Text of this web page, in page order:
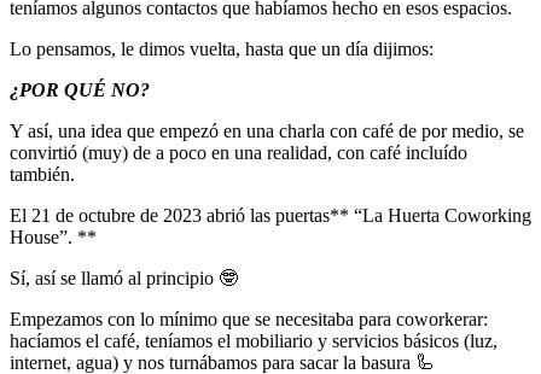
teníamos algunos contactos que habíamos hecho en esos espacios.
Lo pensamos, le dimos vuelta, hasta que un día dijimos:
¿POR QUÉ NO?
Y así, una idea que empezó en una charla con café de por medio, se
convirtió (muy) de a poco en una realidad, con café incluído
también.
El 21 de octubre de 2023 abrió las puertas** “La Huerta Coworking
House”. **
Sí, así se llamó al principio 🤓
Empezamos con lo mínimo que se necesitaba para coworkerar:
hacíamos el café, teníamos el mobiliario y servicios básicos (luz,
internet, agua) y nos turnábamos para sacar la basura 🦾